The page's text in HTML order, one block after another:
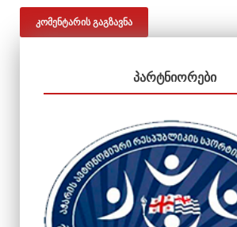
ᲞᲐᲠᲢᲜᲘᲝᲠᲔᲑᲘ